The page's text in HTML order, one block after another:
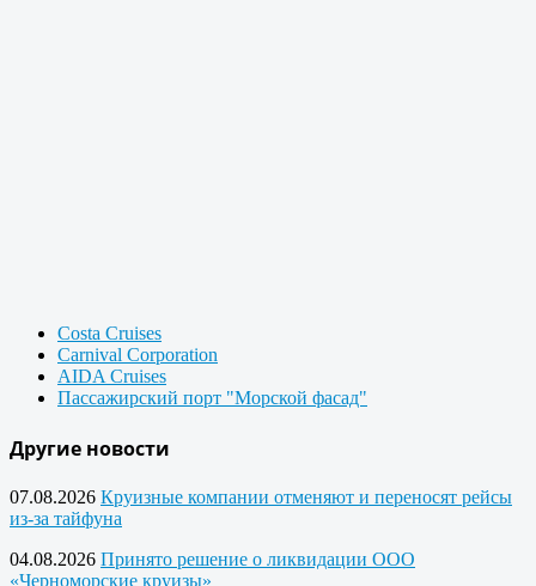
Costa Cruises
Carnival Corporation
AIDA Cruises
Пассажирский порт "Морской фасад"
Другие новости
07.08.2026 Круизные компании отменяют и переносят рейсы
из-за тайфуна
04.08.2026 Принято решение о ликвидации ООО
«Черноморские круизы»